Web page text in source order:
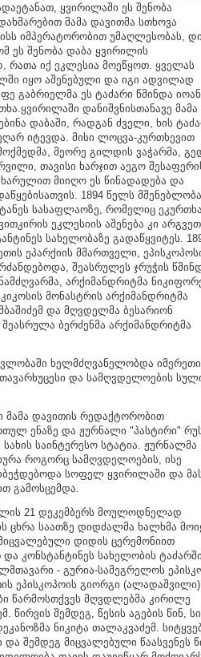
ყვირილაში ეს შენობა
მამა დავითმა სთხოვა
იმპერატორობით უმაღლესობას,
ეს შენობა დაბა ყვირილის
რათა იქ ეკლესია მოეწყოთ. ყველას
იყო აშენებული და იგი ადვილად
გაბრიელმა ეს ტაძარი წმინდა
დანიშვნისთანავე მამა
დაბაში, რადგან ძველი, ხის
იტევდა. მისი ლოცვა-კურთხევით
მეორე გილდის ვაჭარმა,
თავისი ხარჯით აეგო
მიიღო ეს წინადადება და
1894 წელს მშენებლობა
სასაფლაოზე, რომელიც
ეკლესიის აშენება კი
სახელობაზე გადაწყვიტეს.
ეპარქიის მმართველი,
შეასრულეს ჯრუჭის
არქიმანდრიტმა
მონასტრის არქიმანდრიტმა
და მღვდელმა ბესარიონ
ბერძენმა არქიმანდრიტმა
ხელმძღვანელობდა
და სამღვდელოების
მამა დავითის რედაქტორობით
ენაზე და ჟურნალი "პასტირი"
საინტერესო სტატია. ჟურნალმა
როგორც სამღვდელოების, ისე
სოფელ ყვირილაში და
გამოსცემდა.
21 დეკემბერს მოულოდნელად
ცხრა საათზე დიდძალმა ხალხმა
დიდის ცერემონიით
კონსტანტინეს სახელობის ტაძარში,
- გურია-სამეგრელოს
ეპისკოპოის გიორგი (ალადაშვილი).
წარმოსთქვეს მღვდლებმა კირილე
წირვის შემდეგ, წესის აგების წინ,
ნიკიტა თალაკვაძემ.
და შემდეგ მიცვალებული წაასვენეს